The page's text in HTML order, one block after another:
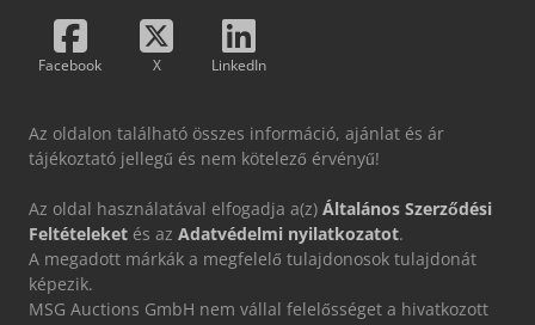
Facebook X LinkedIn
Az oldalon található összes információ, ajánlat és ár
tájékoztató jellegű és nem kötelező érvényű!
Az oldal használatával elfogadja a(z) Általános Szerződési
Feltételeket és az Adatvédelmi nyilatkozatot.
A megadott márkák a megfelelő tulajdonosok tulajdonát
képezik.
MSG Auctions GmbH nem vállal felelősséget a hivatkozott